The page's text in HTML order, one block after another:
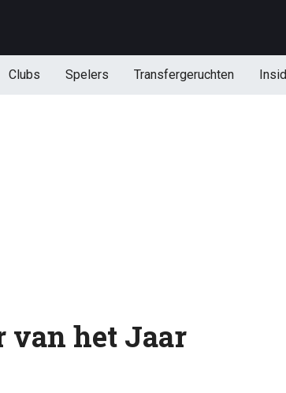
Clubs Spelers Transfergeruchten
van het Jaar